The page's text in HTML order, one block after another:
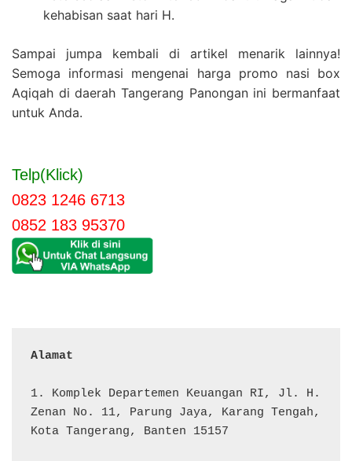
kehabisan saat hari H.
Sampai jumpa kembali di artikel menarik lainnya!
Semoga informasi mengenai harga promo nasi box
Aqiqah di daerah Tangerang Panongan ini bermanfaat
untuk Anda.
Telp(Klick)
0823 1246 6713
0852 183 95370
Alamat
1. Komplek Departemen Keuangan RI, Jl. H.
Zenan No. 11, Parung Jaya, Karang Tengah,
Kota Tangerang, Banten 15157